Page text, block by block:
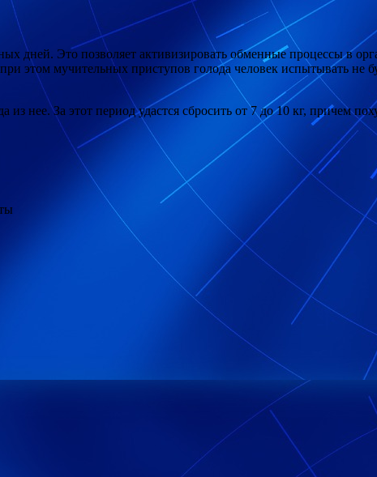
дней. Это позволяет активизировать обменные процессы в
этом мучительных приступов голода человек испытывать не
нее. За этот период удастся сбросить от 7 до 10 кг, причем